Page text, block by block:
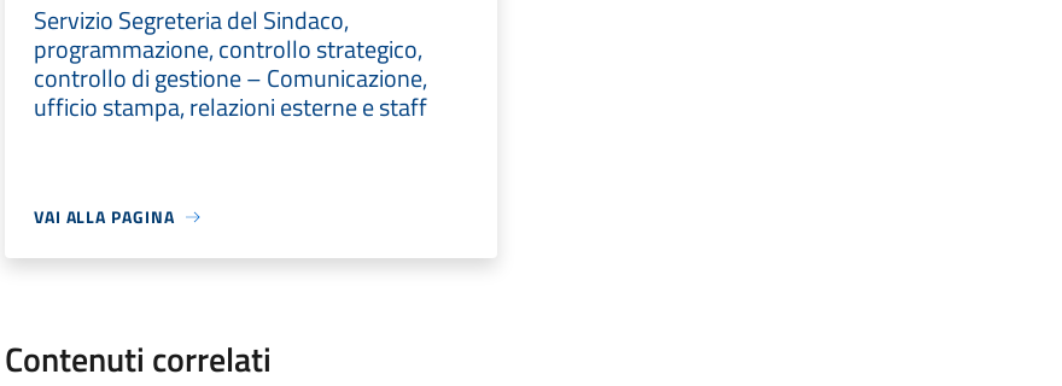
Servizio Segreteria del Sindaco,
programmazione, controllo strategico,
controllo di gestione – Comunicazione,
ufficio stampa, relazioni esterne e staff
VAI ALLA PAGINA
Contenuti correlati